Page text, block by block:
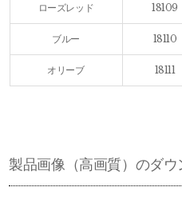
ローズレッド 18109
ブルー 18110
オリーブ 18111
製品画像（高画質）のダウ